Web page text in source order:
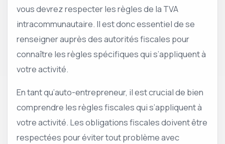
vous devrez respecter les règles de la TVA
intracommunautaire. Il est donc essentiel de se
renseigner auprès des autorités fiscales pour
connaître les règles spécifiques qui s’appliquent à
votre activité.
En tant qu’auto-entrepreneur, il est crucial de bien
comprendre les règles fiscales qui s’appliquent à
votre activité. Les obligations fiscales doivent être
respectées pour éviter tout problème avec